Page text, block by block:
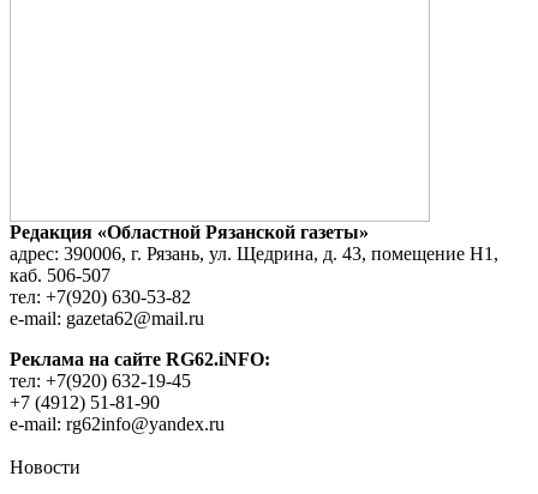
Редакция «Областной Рязанской газеты»
адрес: 390006, г. Рязань, ул. Щедрина, д. 43, помещение Н1,
каб. 506-507
тел: +7(920) 630-53-82
e-mail: gazeta62@mail.ru
Реклама на сайте RG62.iNFO:
тел: +7(920) 632-19-45
+7 (4912) 51-81-90
e-mail: rg62info@yandex.ru
Новости